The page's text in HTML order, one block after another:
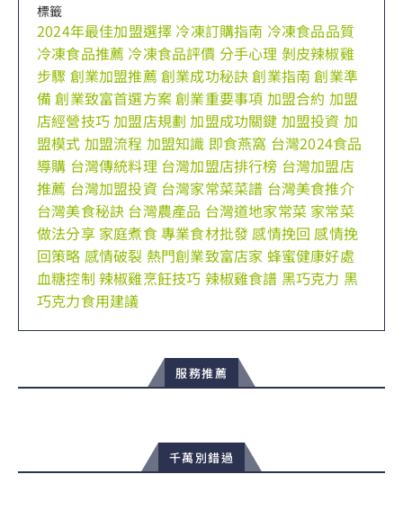
標籤
2024年最佳加盟選擇 冷凍訂購指南 冷凍食品品質
冷凍食品推薦 冷凍食品評價 分手心理 剝皮辣椒雞
步驟 創業加盟推薦 創業成功秘訣創業指南 創業準
備創業致富首選方案創業重要事項 加盟合約 加盟
店經營技巧加盟店規劃 加盟成功關鍵 加盟投資 加
盟模式 加盟流程 加盟知識 即食燕窩 台灣2024食品
導購 台灣傳統料理 台灣加盟店排行榜 台灣加盟店
推薦 台灣加盟投資 台灣家常菜菜譜 台灣美食推介
台灣美食秘訣 台灣農產品 台灣道地家常菜 家常菜
做法分享 家庭煮食專業食材批發感情挽回 感情挽
回策略 感情破裂 熱門創業致富店家 蜂蜜健康好處
血糖控制 辣椒雞烹飪技巧 辣椒雞食譜 黑巧克力 黑
巧克力食用建議
服務推薦
千萬別錯過